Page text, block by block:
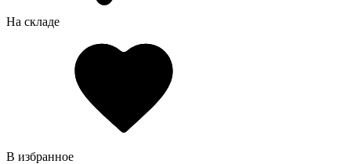
На складе
В избранное